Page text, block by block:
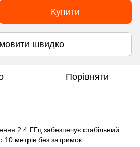
Купити
швидко
Порівняти
2.4 ГГц забезпечує стабільний
10 метрів без затримок.